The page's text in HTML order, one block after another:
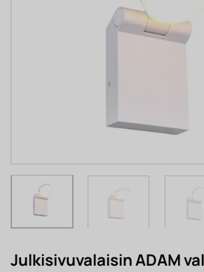
Julkisivuvalaisin ADAM